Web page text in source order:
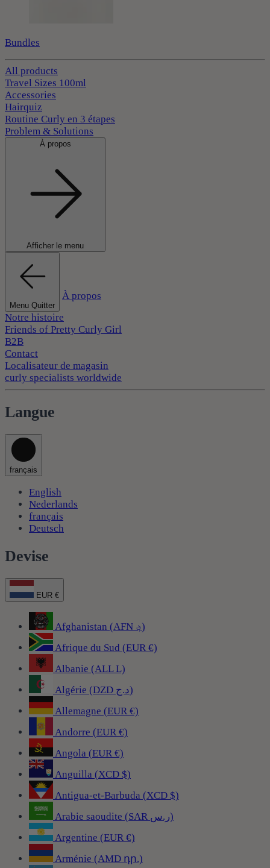
Bundles
All products
Travel Sizes 100ml
Accessories
Hairquiz
Routine Curly en 3 étapes
Problem & Solutions
À propos
Afficher le menu
Menu Quitter
À propos
Notre histoire
Friends of Pretty Curly Girl
B2B
Contact
Localisateur de magasin
curly specialists worldwide
Langue
français
English
Nederlands
français
Deutsch
Devise
EUR €
Afghanistan (AFN ؋)
Afrique du Sud (EUR €)
Albanie (ALL L)
Algérie (DZD د.ج)
Allemagne (EUR €)
Andorre (EUR €)
Angola (EUR €)
Anguilla (XCD $)
Antigua-et-Barbuda (XCD $)
Arabie saoudite (SAR ر.س)
Argentine (EUR €)
Arménie (AMD դր.)